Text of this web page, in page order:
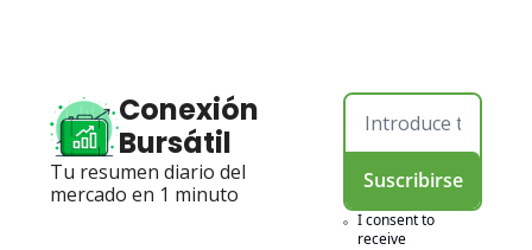
Conexión
Bursátil
Tu resumen diario del
mercado en 1 minuto
Suscribirse
I consent to
receive